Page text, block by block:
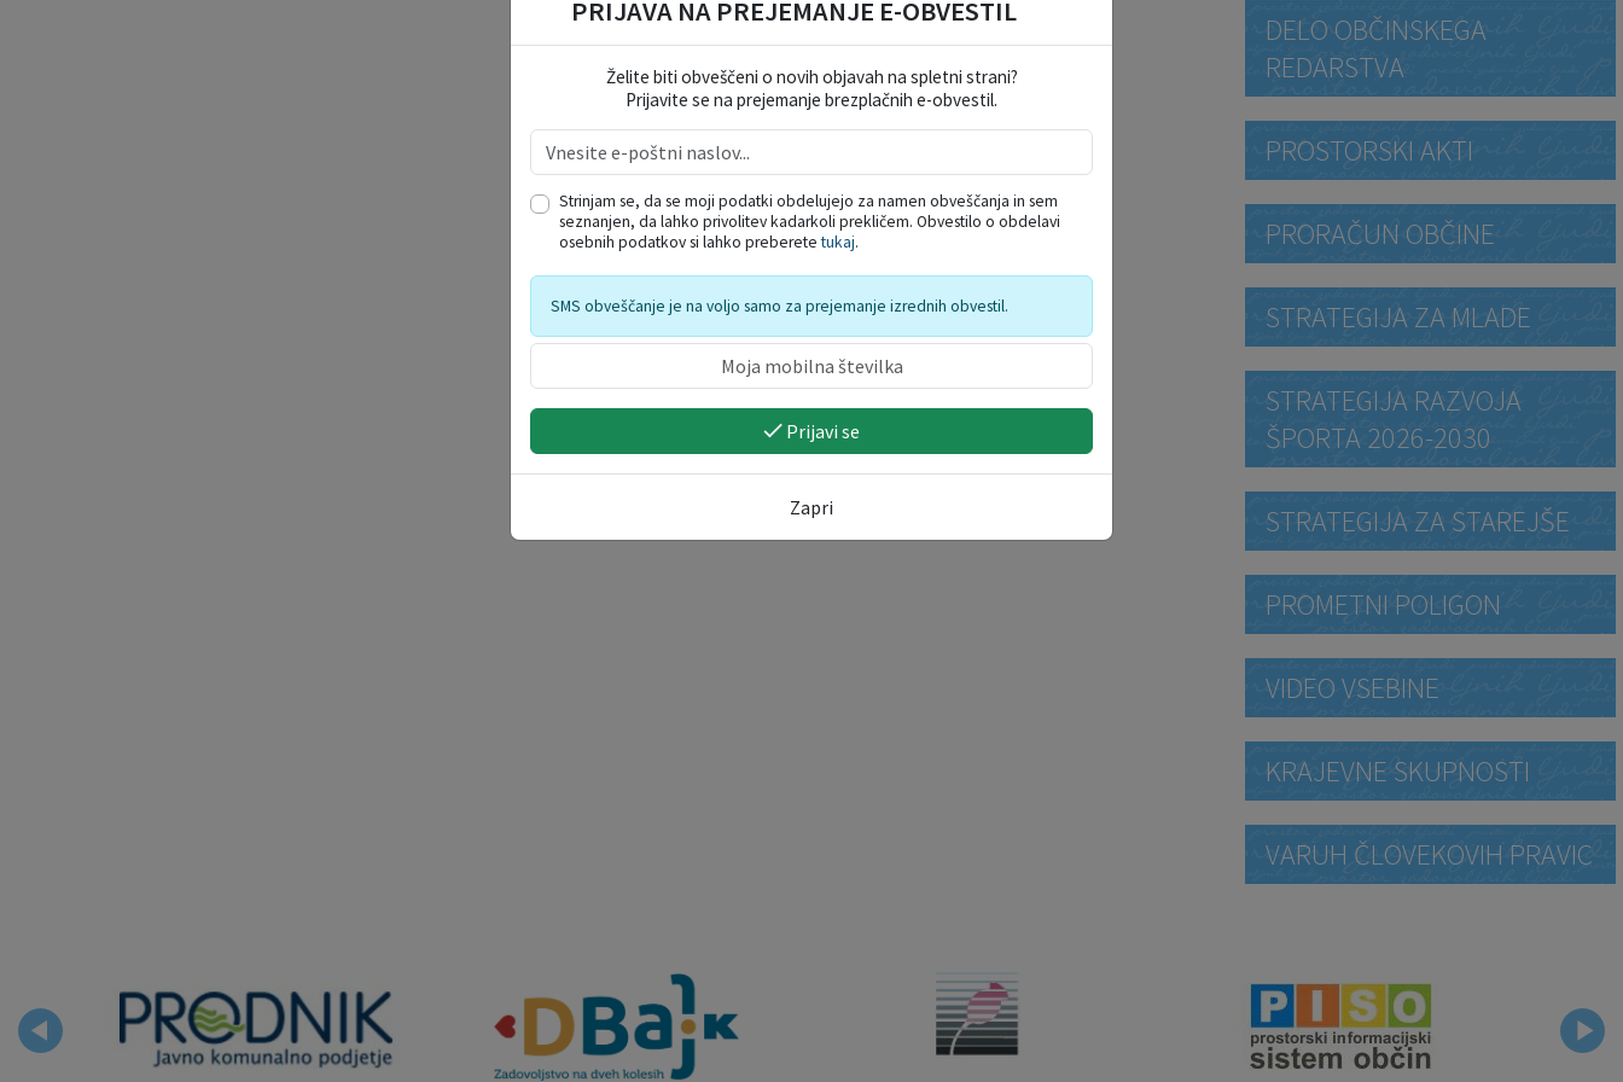
DELO OBČINSKEGA
REDARSTVA
PROSTORSKI AKTI
PRORAČUN OBČINE
STRATEGIJA ZA MLADE
STRATEGIJA RAZVOJA
ŠPORTA 2026-2030
STRATEGIJA ZA STAREJŠE
PROMETNI POLIGON
VIDEO VSEBINE
KRAJEVNE SKUPNOSTI
VARUH ČLOVEKOVIH PRAVIC
PRIJAVA NA PREJEMANJE E-OBVESTIL
Želite biti obveščeni o novih objavah na spletni strani?
Prijavite se na prejemanje brezplačnih e-obvestil.
Strinjam se, da se moji podatki obdelujejo za namen obveščanja in sem
seznanjen, da lahko privolitev kadarkoli prekličem. Obvestilo o obdelavi
osebnih podatkov si lahko preberetetukaj.
SMS obveščanje je na voljo samo za prejemanje izrednih obvestil.
Prijavi se
Zapri